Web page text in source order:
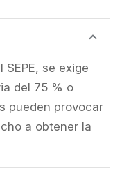
se exige
del 75 % o
pueden provocar
a obtener la